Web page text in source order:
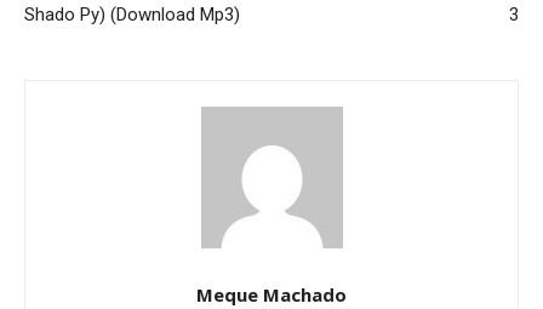
Shado Py) (Download Mp3)
3
Meque Machado